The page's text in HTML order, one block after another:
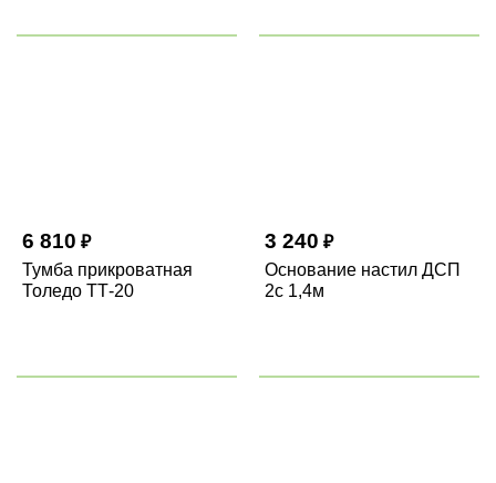
6 810 ₽
Тумба прикроватная
Толедо ТТ-20
3 240 ₽
Основание настил ДСП
2с 1,4м